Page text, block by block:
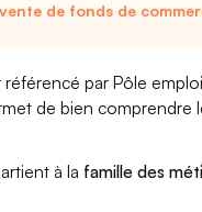
de fonds de
par Pôle
de bien comprendre
à la famille des